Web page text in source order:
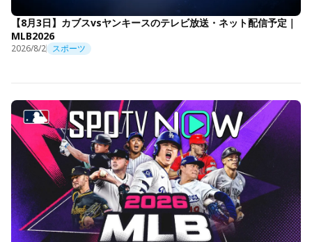
【8月3日】カブスvsヤンキースのテレビ放送・ネット配信予定｜
MLB2026
2026/8/2 スポーツ